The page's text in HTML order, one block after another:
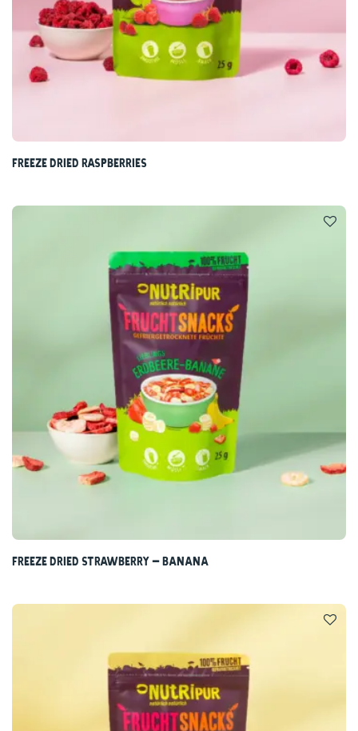
Freeze dried raspberries
Freeze dried strawberry – banana